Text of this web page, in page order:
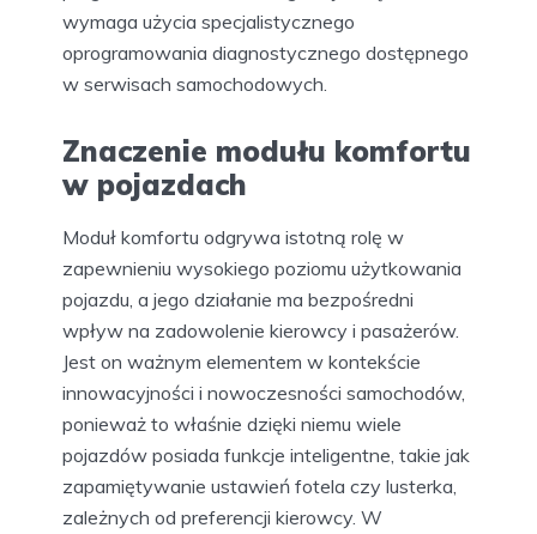
wymaga użycia specjalistycznego
oprogramowania diagnostycznego dostępnego
w serwisach samochodowych.
Znaczenie modułu komfortu
w pojazdach
Moduł komfortu odgrywa istotną rolę w
zapewnieniu wysokiego poziomu użytkowania
pojazdu, a jego działanie ma bezpośredni
wpływ na zadowolenie kierowcy i pasażerów.
Jest on ważnym elementem w kontekście
innowacyjności i nowoczesności samochodów,
ponieważ to właśnie dzięki niemu wiele
pojazdów posiada funkcje inteligentne, takie jak
zapamiętywanie ustawień fotela czy lusterka,
zależnych od preferencji kierowcy. W